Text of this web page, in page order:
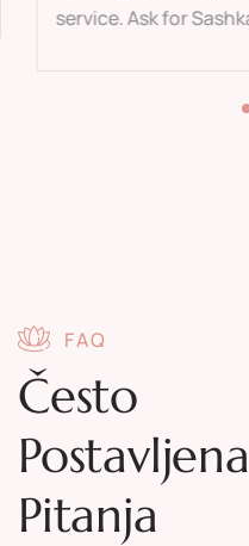
service. Ask for Sashka.
FAQ
Često
Postavljena
Pitanja